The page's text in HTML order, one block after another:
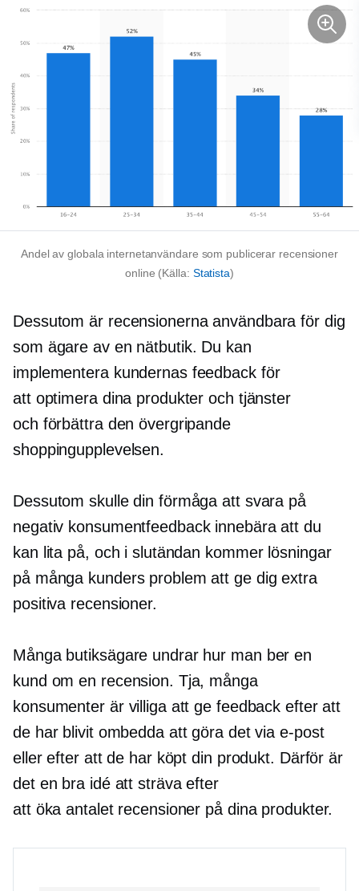
Andel av globala internetanvändare som publicerar recensioner
online (Källa: Statista)
Dessutom är recensionerna användbara för dig
som ägare av en nätbutik. Du kan
implementera kundernas feedback för
att optimera dina produkter och tjänster
och förbättra den övergripande
shoppingupplevelsen.
Dessutom skulle din förmåga att svara på
negativ konsumentfeedback innebära att du
kan lita på, och i slutändan kommer lösningar
på många kunders problem att ge dig extra
positiva recensioner.
Många butiksägare undrar hur man ber en
kund om en recension. Tja, många
konsumenter är villiga att ge feedback efter att
de har blivit ombedda att göra det via e-post
eller efter att de har köpt din produkt. Därför är
det en bra idé att sträva efter
att öka antalet recensioner på dina produkter.